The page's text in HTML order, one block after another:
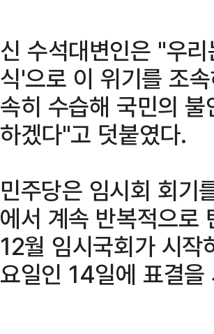
신 수석대변인은 "우
식'으로 이 위기를 조
속히 수습해 국민의
하겠다"고 덧붙였다.
민주당은 임시회 회기
에서 계속 반복적으로
12월 임시국회가 시작
요일인 14일에 표결